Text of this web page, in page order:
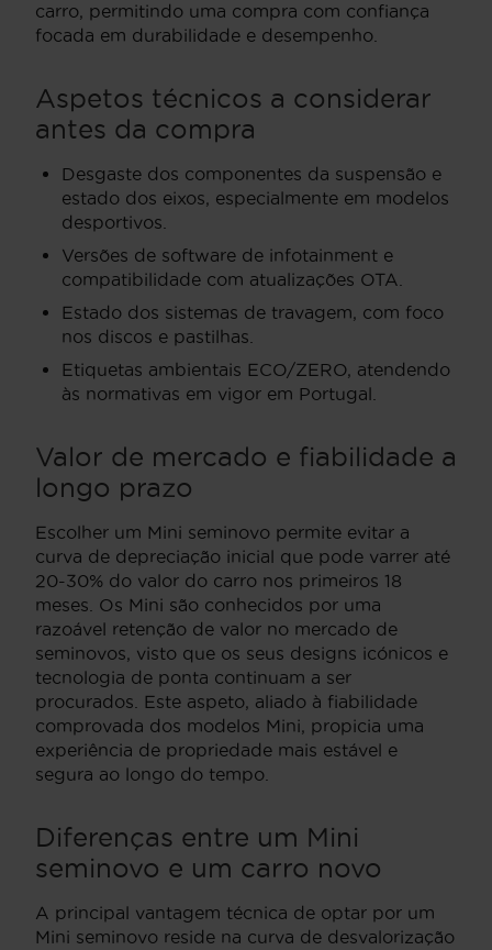
carro, permitindo uma compra com confiança
focada em durabilidade e desempenho.
Aspetos técnicos a considerar
antes da compra
Desgaste dos componentes da suspensão e
estado dos eixos, especialmente em modelos
desportivos.
Versões de software de infotainment e
compatibilidade com atualizações OTA.
Estado dos sistemas de travagem, com foco
nos discos e pastilhas.
Etiquetas ambientais ECO/ZERO, atendendo
às normativas em vigor em Portugal.
Valor de mercado e fiabilidade a
longo prazo
Escolher um Mini seminovo permite evitar a
curva de depreciação inicial que pode varrer até
20-30% do valor do carro nos primeiros 18
meses. Os Mini são conhecidos por uma
razoável retenção de valor no mercado de
seminovos, visto que os seus designs icónicos e
tecnologia de ponta continuam a ser
procurados. Este aspeto, aliado à fiabilidade
comprovada dos modelos Mini, propicia uma
experiência de propriedade mais estável e
segura ao longo do tempo.
Diferenças entre um Mini
seminovo e um carro novo
A principal vantagem técnica de optar por um
Mini seminovo reside na curva de desvalorização